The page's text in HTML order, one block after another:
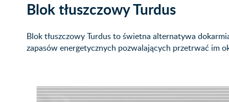
Blok tłuszczowy Turdus
Blok tłuszczowy Turdus to świetna alternatywa
zapasów energetycznych pozwalających przetrwać im